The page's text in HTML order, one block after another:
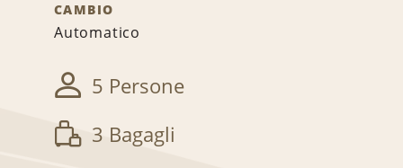
CAMBIO
Automatico
5 Persone
3 Bagagli